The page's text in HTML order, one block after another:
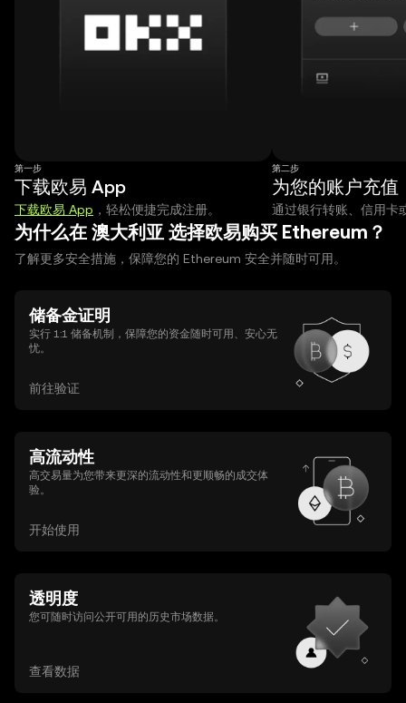
第一步
下载欧易 App
下载欧易 App ，轻松便捷完成注册。
第二步
为您的账户充值
通过银行转账、信用卡
为什么在 澳大利亚 选择欧易购买 Ethereum？
了解更多安全措施，保障您的 Ethereum 安全并随时可用。
储备金证明
实行 1:1 储备机制，保障您的资金随时可用、安心无
忧。
前往验证
高流动性
高交易量为您带来更深的流动性和更顺畅的成交体
验。
开始使用
透明度
您可随时访问公开可用的历史市场数据。
查看数据